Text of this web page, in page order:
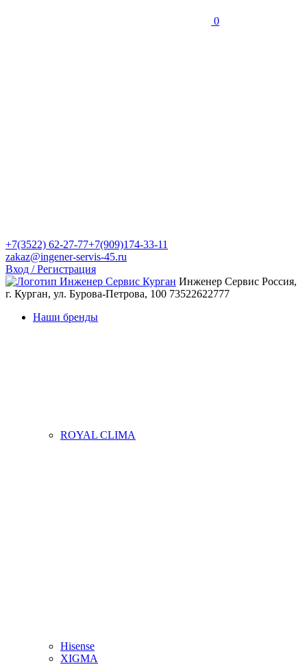
0
+7(3522) 62-27-77+7(909)174-33-11
zakaz@ingener-servis-45.ru
Вход / Регистрация
Инженер Сервис Россия,
г. Курган, ул. Бурова-Петрова, 100 73522622777
Наши бренды
ROYAL CLIMA
Hisense
XIGMA